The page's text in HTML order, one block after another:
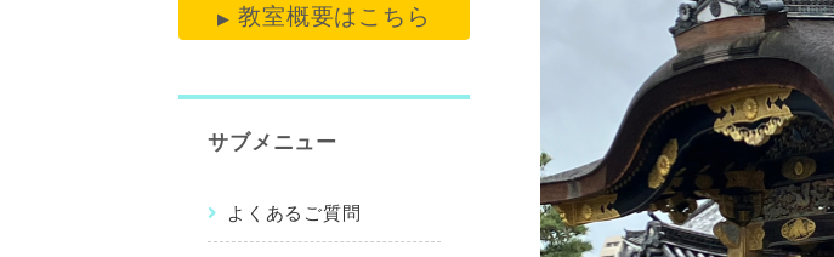
教室概要はこちら
サブメニュー
よくあるご質問